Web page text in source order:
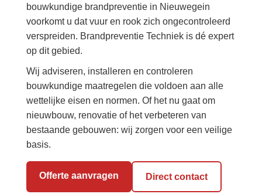
bouwkundige brandpreventie in Nieuwegein
voorkomt u dat vuur en rook zich ongecontroleerd
verspreiden. Brandpreventie Techniek is dé expert
op dit gebied.
Wij adviseren, installeren en controleren
bouwkundige maatregelen die voldoen aan alle
wettelijke eisen en normen. Of het nu gaat om
nieuwbouw, renovatie of het verbeteren van
bestaande gebouwen: wij zorgen voor een veilige
basis.
Offerte aanvragen Direct contact